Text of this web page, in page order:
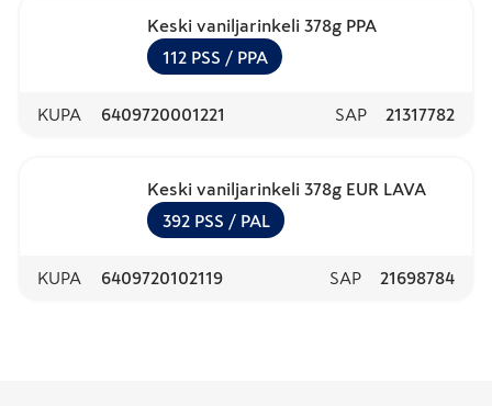
Keski vaniljarinkeli 378g PPA
112 PSS / PPA
KUPA 6409720001221 SAP 21317782
Keski vaniljarinkeli 378g EUR LAVA
392 PSS / PAL
KUPA 6409720102119 SAP 21698784